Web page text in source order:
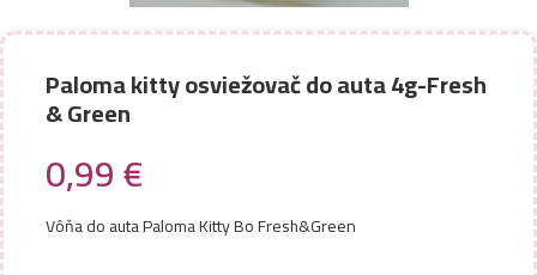
Paloma kitty osviežovač do auta 4g-Fresh
& Green
0,99€
Vôňa do auta Paloma Kitty Bo Fresh&Green